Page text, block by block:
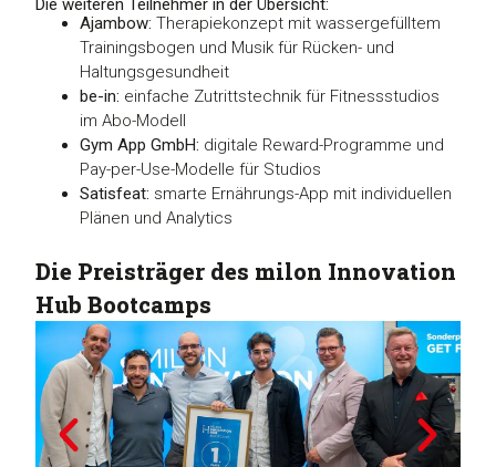
Die weiteren Teilnehmer in der Übersicht:
Ajambow: Therapiekonzept mit wassergefülltem
Trainingsbogen und Musik für Rücken- und
Haltungsgesundheit
be-in: einfache Zutrittstechnik für Fitnessstudios
im Abo-Modell
Gym App GmbH: digitale Reward-Programme und
Pay-per-Use-Modelle für Studios
Satisfeat: smarte Ernährungs-App mit individuellen
Plänen und Analytics
Die Preisträger des milon Innovation
Hub Bootcamps